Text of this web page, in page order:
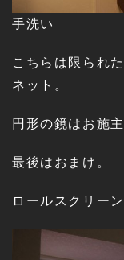
手洗い
こちらは限られ
ネット。
円形の鏡はお施
最後はおまけ。
ロールスクリーン